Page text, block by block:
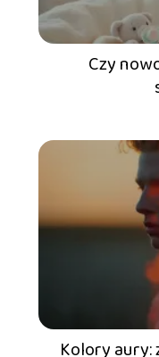
Czy
Kolory aury: